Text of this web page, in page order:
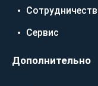
Сервис
Дополнительно